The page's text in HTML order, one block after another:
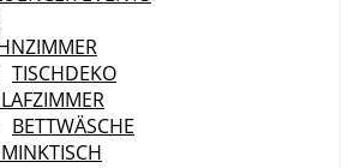
TISCHDEKO
BETTWÄSCHE